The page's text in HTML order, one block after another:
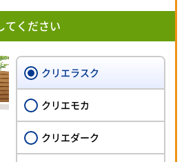
てください
クリエラスク
クリエモカ
クリエダーク